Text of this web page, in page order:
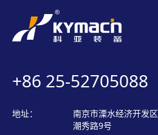
+86 25-52705088
地址：
南京市溧水经济开发区
潮秀路9号